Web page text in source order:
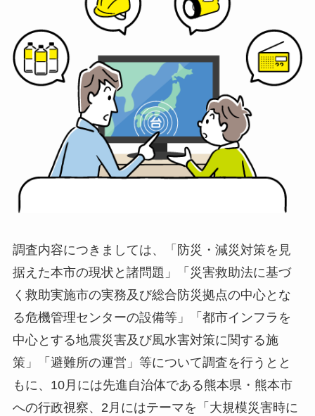
調査内容につきましては、「防災・減災対策を見
据えた本市の現状と諸問題」「災害救助法に基づ
く救助実施市の実務及び総合防災拠点の中心とな
る危機管理センターの設備等」「都市インフラを
中心とする地震災害及び風水害対策に関する施
策」「避難所の運営」等について調査を行うとと
もに、10月には先進自治体である熊本県・熊本市
への行政視察、2月にはテーマを「大規模災害時に